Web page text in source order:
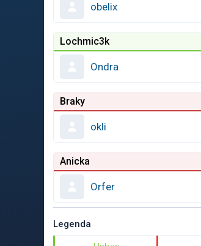
obelix
Lochmic3k
Ondra
Braky
okli
Anicka
Orfer
Legenda